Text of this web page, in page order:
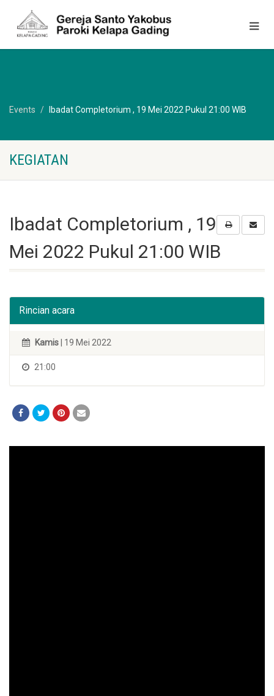
Events Ibadat Completorium , 19 Mei 2022 Pukul 21:00 WIB
KEGIATAN
Ibadat Completorium , 19
Mei 2022 Pukul 21:00 WIB
Rincian acara
Kamis | 19 Mei 2022
21:00